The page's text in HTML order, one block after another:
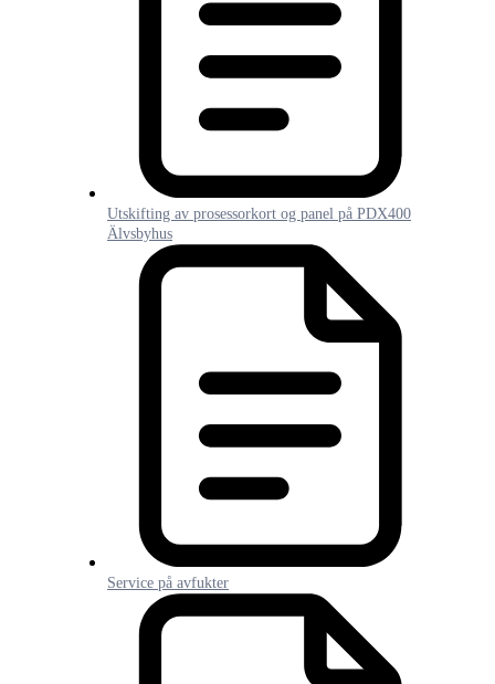
Utskifting av prosessorkort og panel på PDX400
Älvsbyhus
Service på avfukter